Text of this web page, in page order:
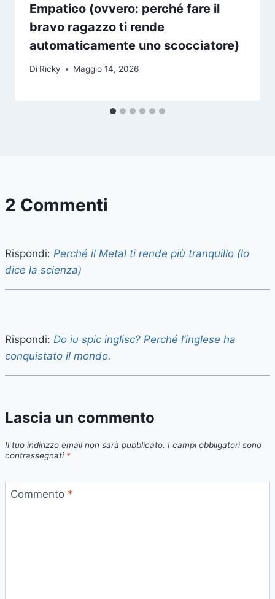
Empatico (ovvero: perché fare il
bravo ragazzo ti rende
automaticamente uno scocciatore)
Di Ricky Maggio 14, 2026
2 Commenti
Rispondi: Perché il Metal ti rende più tranquillo (lo
dice la scienza)
Rispondi: Do iu spic inglisc? Perché l’inglese ha
conquistato il mondo.
Lascia un commento
Il tuo indirizzo email non sarà pubblicato. I campi obbligatori sono
contrassegnati *
Commento *